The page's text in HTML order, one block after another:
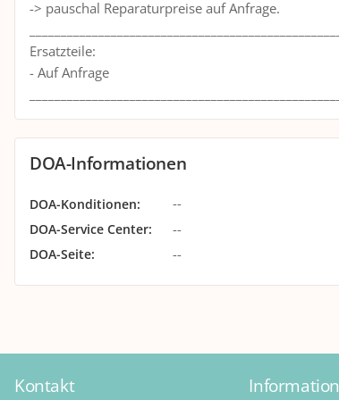
-> pauschal Reparaturpreise auf Anfrage.
Ersatzteile:
- Auf Anfrage
DOA-Informationen
DOA-Konditionen: --
DOA-Service Center: --
DOA-Seite: --
Kontakt Information